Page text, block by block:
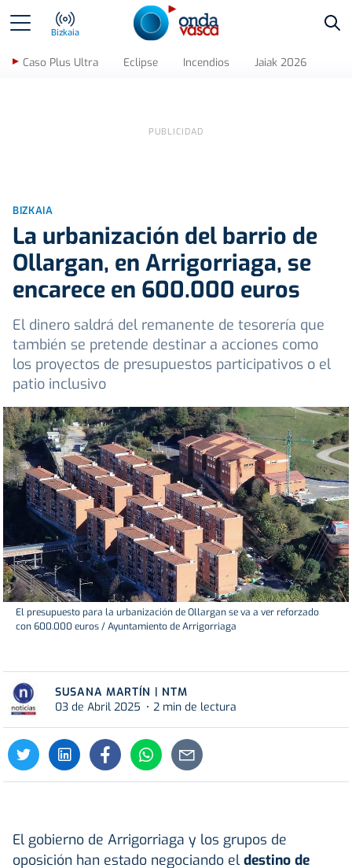
Bizkaia
Caso Plus Ultra Eclipse Incendios Jaiak 2026
BIZKAIA
La urbanización del barrio de
Ollargan, en Arrigorriaga, se
encarece en 600.000 euros
El dinero saldrá del remanente de tesorería que
también se pretende destinar a acciones como
los proyectos de presupuestos participativos o el
patio inclusivo
El presupuesto para la urbanización de Ollargan se va a ver reforzado
con 600.000 euros / Ayuntamiento de Arrigorriaga
SUSANA MARTÍN | NTM
03 de Abril 2025
2 min de lectura
El gobierno de Arrigorriaga y los grupos de
oposición han estado negociando el destino de